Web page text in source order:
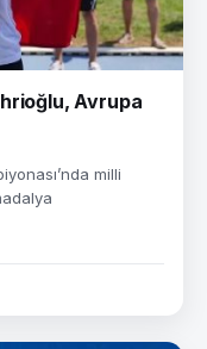
Avrupa
milli